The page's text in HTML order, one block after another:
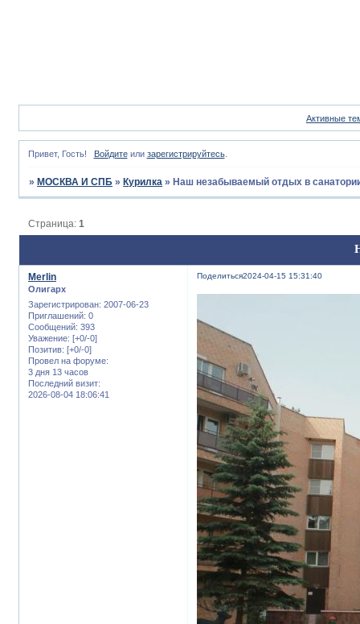
Активные
Привет, Гость! Войдитеили зарегистрируйтесь.
» МОСКВА И СПБ » Курилка » Наш незабываемый отдых в
Страница:1
Поделиться2024-04-15 15:31:40
Merlin
Олигарх
Зарегистрирован: 2007-06-23
Приглашений: 0
Сообщений: 393
Уважение: [+0/-0]
Позитив: [+0/-0]
Провел на форуме:
3 дня 13 часов
Последний визит:
2026-08-04 18:06:41